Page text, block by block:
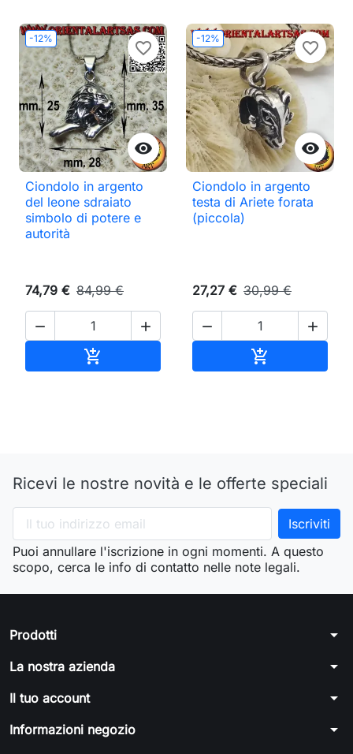
-12%

favorite_border
Ciondolo in argento
del leone sdraiato
simbolo di potere e
autorità
74,79 € 84,99 €
 

-12%

favorite_border
Ciondolo in argento
testa di Ariete forata
(piccola)
27,27 € 30,99 €
 

Ricevi le nostre novità e le offerte speciali
Puoi annullare l'iscrizione in ogni momenti. A questo
scopo, cerca le info di contatto nelle note legali.
Prodotti arrow_drop_down
La nostra azienda arrow_drop_down
Il tuo account arrow_drop_down
Informazioni negozio arrow_drop_down